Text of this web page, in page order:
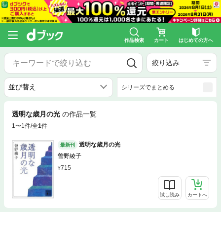
作品検索 カート はじめての方へ
絞り込み
シリーズでまとめる
透明な歳月の光 の作品一覧
1〜1件/全1件
最新刊
透明な歳月の光
曽野綾子
715
試し読み カートへ